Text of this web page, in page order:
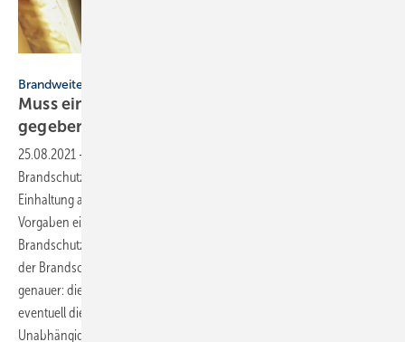
Brandweiterleitung nach unten bei Abwasserrohren
Muss eine Abschottung auch nach unten
gegeben
25.08.2021 -
Brandschutz ist kompliziert. Dennoch: Eine vorschriftsmäßige
Einhaltung aller Vorgaben ist unabdingbar. Was aber, wenn die
Vorgaben einen ungeklärten Bereich aufweisen? Nach einem
Brandschutzversuch der IZEG (siehe Infokasten auf dieser Seite) muss
der Brandschutz an Abwasserrohrsystemen neu bewertet werden,
genauer: die Brandweiterleitung „nach unten“. Ob und wann sich
eventuell die Prüf- und Zulassungspraxis ändert, ist noch offen.
Unabhängig